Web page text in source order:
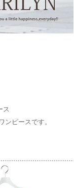
ス
ピースです。